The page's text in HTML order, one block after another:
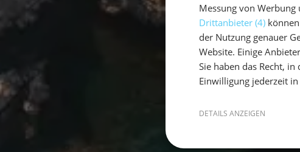
Messung von
Drittanbieter (4)
der Nutzung genauer
Website. Einige
Sie haben das Recht, in
Einwilligung jederzeit in
DETAILS ANZEIGEN